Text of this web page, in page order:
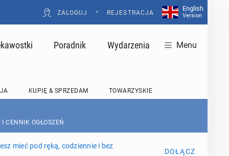
ZALOGUJ • REJESTRACJA
English
Version
Poradnik Wydarzenia Menu
KUPIĘ & SPRZEDAM TOWARZYSKIE
I CENNIK OGŁOSZEŃ
mieć pod ręką, codziennie i bez
DOŁĄCZ